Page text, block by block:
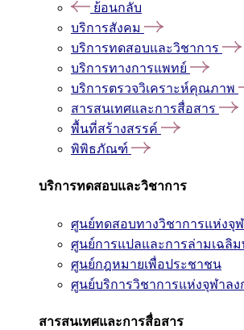
ย้อนกลับ
บริการสังคม
บริการทดสอบและวิชาการ
บริการทางการแพทย์
บริการตรวจวิเคราะห์คุณภาพ
สารสนเทศและการสื่อสาร
พื้นที่สร้างสรรค์
พิพิธภัณฑ์
บริการทดสอบและวิชาการ
ศูนย์ทดสอบทางวิชาการแห่งจุ
ศูนย์การแปลและการล่ามเฉลิม
ศูนย์กฎหมายเพื่อประชาชน
ศูนย์บริการวิชาการแห่งจุฬาล
สารสนเทศและการสื่อสาร